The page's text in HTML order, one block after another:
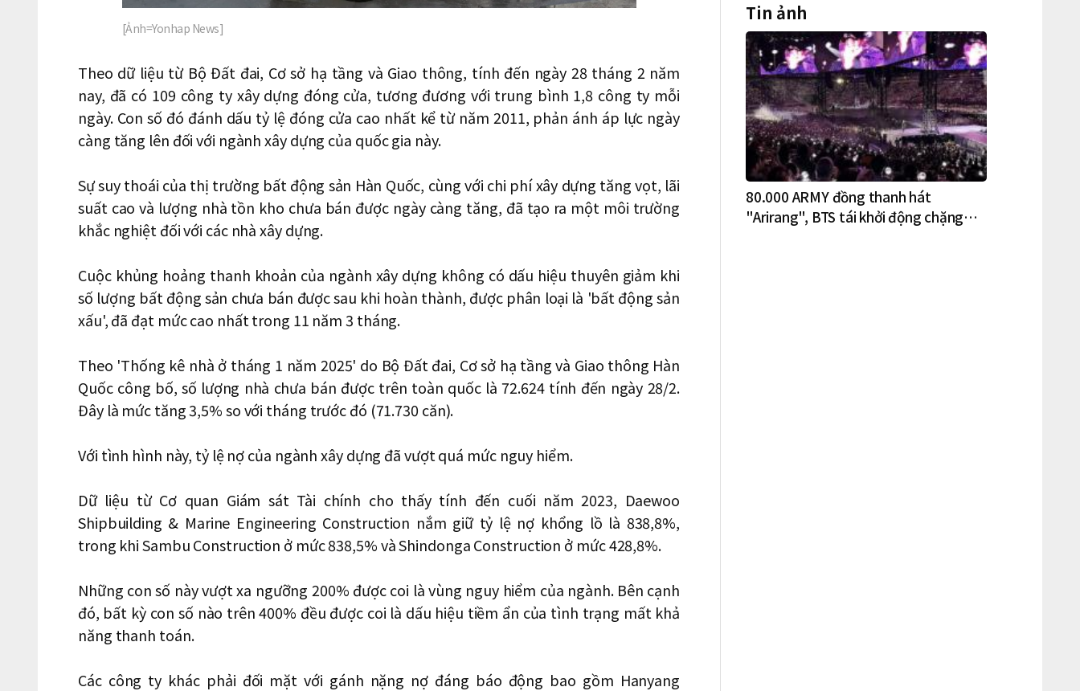
[Ảnh=Yonhap News]
Theo dữ liệu từ Bộ Đất đai, Cơ sở hạ tầng và Giao thông, tính đến ngày 28 tháng 2 năm
nay, đã có 109 công ty xây dựng đóng cửa, tương đương với trung bình 1,8 công ty mỗi
ngày. Con số đó đánh dấu tỷ lệ đóng cửa cao nhất kể từ năm 2011, phản ánh áp lực ngày
càng tăng lên đối với ngành xây dựng của quốc gia này.
Sự suy thoái của thị trường bất động sản Hàn Quốc, cùng với chi phí xây dựng tăng vọt, lãi
suất cao và lượng nhà tồn kho chưa bán được ngày càng tăng, đã tạo ra một môi trường
khắc nghiệt đối với các nhà xây dựng.
Cuộc khủng hoảng thanh khoản của ngành xây dựng không có dấu hiệu thuyên giảm khi
số lượng bất động sản chưa bán được sau khi hoàn thành, được phân loại là 'bất động sản
xấu', đã đạt mức cao nhất trong 11 năm 3 tháng.
Theo 'Thống kê nhà ở tháng 1 năm 2025' do Bộ Đất đai, Cơ sở hạ tầng và Giao thông Hàn
Quốc công bố, số lượng nhà chưa bán được trên toàn quốc là 72.624 tính đến ngày 28/2.
Đây là mức tăng 3,5% so với tháng trước đó (71.730 căn).
Với tình hình này, tỷ lệ nợ của ngành xây dựng đã vượt quá mức nguy hiểm.
Dữ liệu từ Cơ quan Giám sát Tài chính cho thấy tính đến cuối năm 2023, Daewoo
Shipbuilding & Marine Engineering Construction nắm giữ tỷ lệ nợ khổng lồ là 838,8%,
trong khi Sambu Construction ở mức 838,5% và Shindonga Construction ở mức 428,8%.
Những con số này vượt xa ngưỡng 200% được coi là vùng nguy hiểm của ngành. Bên cạnh
đó, bất kỳ con số nào trên 400% đều được coi là dấu hiệu tiềm ẩn của tình trạng mất khả
năng thanh toán.
Các công ty khác phải đối mặt với gánh nặng nợ đáng báo động bao gồm Hanyang
Tin ảnh
80.000 ARMY đồng thanh hát
"Arirang", BTS tái khởi động chặng